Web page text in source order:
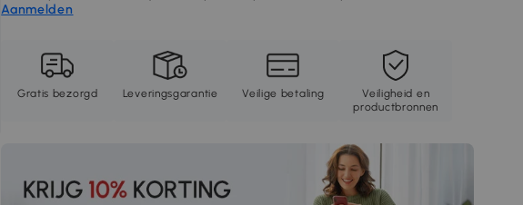
Aanmelden
Gratis bezorgd Leveringsgarantie Veilige betaling
Veiligheid en
productbronnen